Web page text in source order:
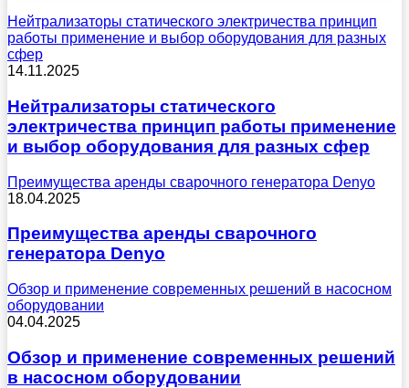
Нейтрализаторы статического электричества принцип
работы применение и выбор оборудования для разных
сфер
14.11.2025
Нейтрализаторы статического
электричества принцип работы применение
и выбор оборудования для разных сфер
Преимущества аренды сварочного генератора Denyo
18.04.2025
Преимущества аренды сварочного
генератора Denyo
Обзор и применение современных решений в насосном
оборудовании
04.04.2025
Обзор и применение современных решений
в насосном оборудовании